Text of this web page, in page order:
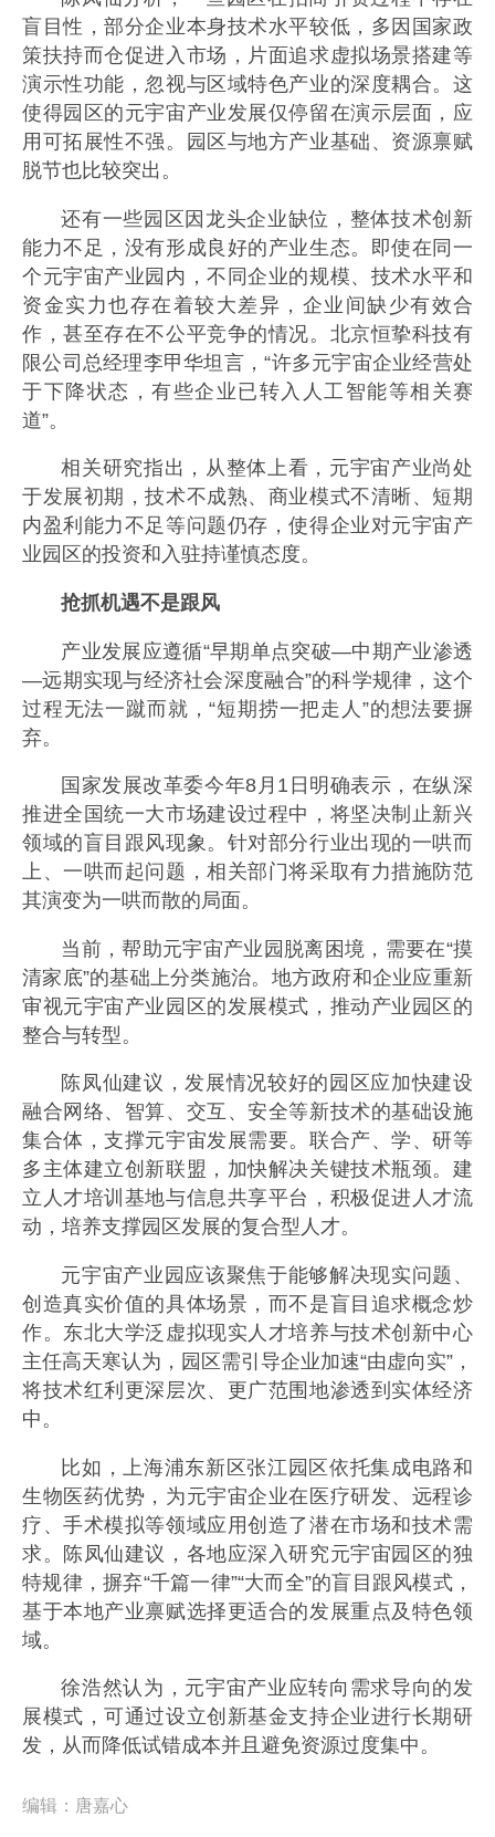
盲目性，部分企业本身技术水平较低，多因国家政
策扶持而仓促进入市场，片面追求虚拟场景搭建等
演示性功能，忽视与区域特色产业的深度耦合。这
使得园区的元宇宙产业发展仅停留在演示层面，应
用可拓展性不强。园区与地方产业基础、资源禀赋
脱节也比较突出。
还有一些园区因龙头企业缺位，整体技术创新
能力不足，没有形成良好的产业生态。即使在同一
个元宇宙产业园内，不同企业的规模、技术水平和
资金实力也存在着较大差异，企业间缺少有效合
作，甚至存在不公平竞争的情况。北京恒挚科技有
限公司总经理李甲华坦言，“许多元宇宙企业经营处
于下降状态，有些企业已转入人工智能等相关赛
道”。
相关研究指出，从整体上看，元宇宙产业尚处
于发展初期，技术不成熟、商业模式不清晰、短期
内盈利能力不足等问题仍存，使得企业对元宇宙产
业园区的投资和入驻持谨慎态度。
抢抓机遇不是跟风
产业发展应遵循“早期单点突破—中期产业渗透
—远期实现与经济社会深度融合”的科学规律，这个
过程无法一蹴而就，“短期捞一把走人”的想法要摒
弃。
国家发展改革委今年8月1日明确表示，在纵深
推进全国统一大市场建设过程中，将坚决制止新兴
领域的盲目跟风现象。针对部分行业出现的一哄而
上、一哄而起问题，相关部门将采取有力措施防范
其演变为一哄而散的局面。
当前，帮助元宇宙产业园脱离困境，需要在“摸
清家底”的基础上分类施治。地方政府和企业应重新
审视元宇宙产业园区的发展模式，推动产业园区的
整合与转型。
陈凤仙建议，发展情况较好的园区应加快建设
融合网络、智算、交互、安全等新技术的基础设施
集合体，支撑元宇宙发展需要。联合产、学、研等
多主体建立创新联盟，加快解决关键技术瓶颈。建
立人才培训基地与信息共享平台，积极促进人才流
动，培养支撑园区发展的复合型人才。
元宇宙产业园应该聚焦于能够解决现实问题、
创造真实价值的具体场景，而不是盲目追求概念炒
作。东北大学泛虚拟现实人才培养与技术创新中心
主任高天寒认为，园区需引导企业加速“由虚向实”，
将技术红利更深层次、更广范围地渗透到实体经济
中。
比如，上海浦东新区张江园区依托集成电路和
生物医药优势，为元宇宙企业在医疗研发、远程诊
疗、手术模拟等领域应用创造了潜在市场和技术需
求。陈凤仙建议，各地应深入研究元宇宙园区的独
特规律，摒弃“千篇一律”“大而全”的盲目跟风模式，
基于本地产业禀赋选择更适合的发展重点及特色领
域。
徐浩然认为，元宇宙产业应转向需求导向的发
展模式，可通过设立创新基金支持企业进行长期研
发，从而降低试错成本并且避免资源过度集中。
编辑： 唐嘉心